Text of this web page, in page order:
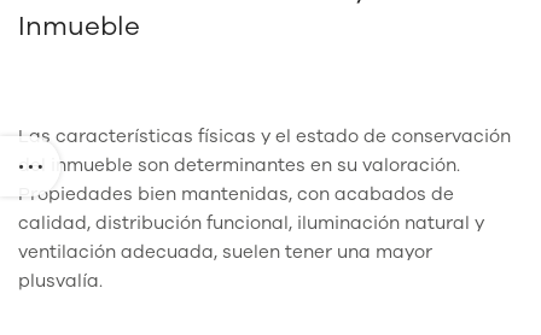
Inmueble
Las características físicas y el estado de conservación
del inmueble son determinantes en su valoración.
Propiedades bien mantenidas, con acabados de
calidad, distribución funcional, iluminación natural y
ventilación adecuada, suelen tener una mayor
plusvalía.